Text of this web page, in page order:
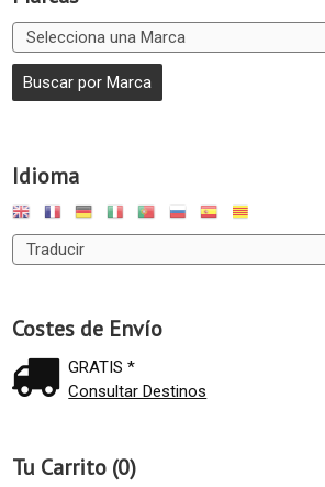
Idioma
Costes de Envío
GRATIS *
Consultar Destinos
Tu Carrito (0)